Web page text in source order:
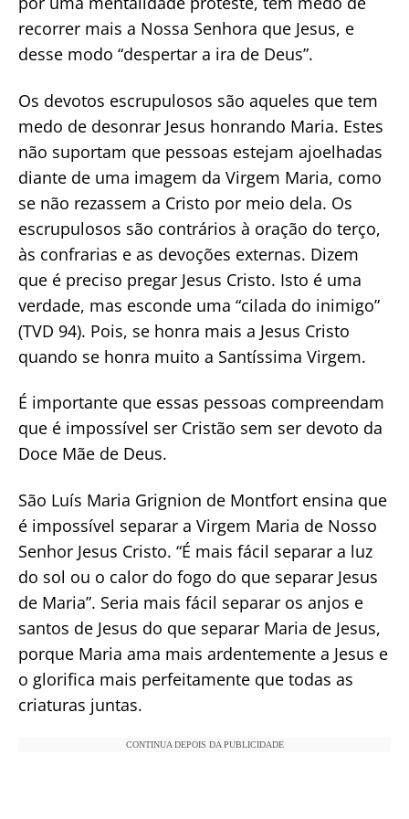
recorrer mais a Nossa Senhora que Jesus, e
desse modo “despertar a ira de Deus”.
Os devotos escrupulosos são aqueles que tem
medo de desonrar Jesus honrando Maria. Estes
não suportam que pessoas estejam ajoelhadas
diante de uma imagem da Virgem Maria, como
se não rezassem a Cristo por meio dela. Os
escrupulosos são contrários à oração do terço,
às confrarias e as devoções externas. Dizem
que é preciso pregar Jesus Cristo. Isto é uma
verdade, mas esconde uma “cilada do inimigo”
(TVD 94). Pois, se honra mais a Jesus Cristo
quando se honra muito a Santíssima Virgem.
É importante que essas pessoas compreendam
que é impossível ser Cristão sem ser devoto da
Doce Mãe de Deus.
São Luís Maria Grignion de Montfort ensina que
é impossível separar a Virgem Maria de Nosso
Senhor Jesus Cristo. “É mais fácil separar a luz
do sol ou o calor do fogo do que separar Jesus
de Maria”. Seria mais fácil separar os anjos e
santos de Jesus do que separar Maria de Jesus,
porque Maria ama mais ardentemente a Jesus e
o glorifica mais perfeitamente que todas as
criaturas juntas.
CONTINUA DEPOIS DA PUBLICIDADE